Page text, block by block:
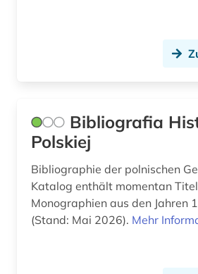
bergen (2)
bericht (1)
berlin (2)
bern (1)
berne <wesermarsch> (1)
Bibliografia
Polskiej
Bibliographie der polnischen
Katalog enthält momentan
Monographien aus den Jahren
(Stand: Mai 2026). Mehr